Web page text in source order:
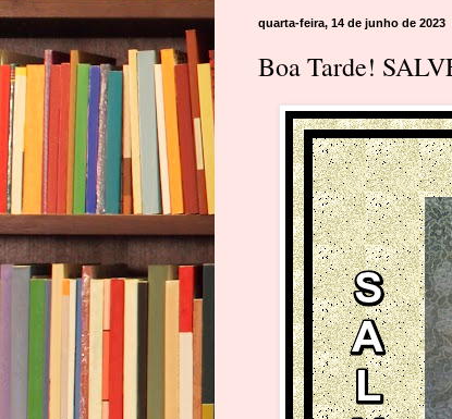
quarta-feira, 14 de junho de 2023
Boa Tarde!